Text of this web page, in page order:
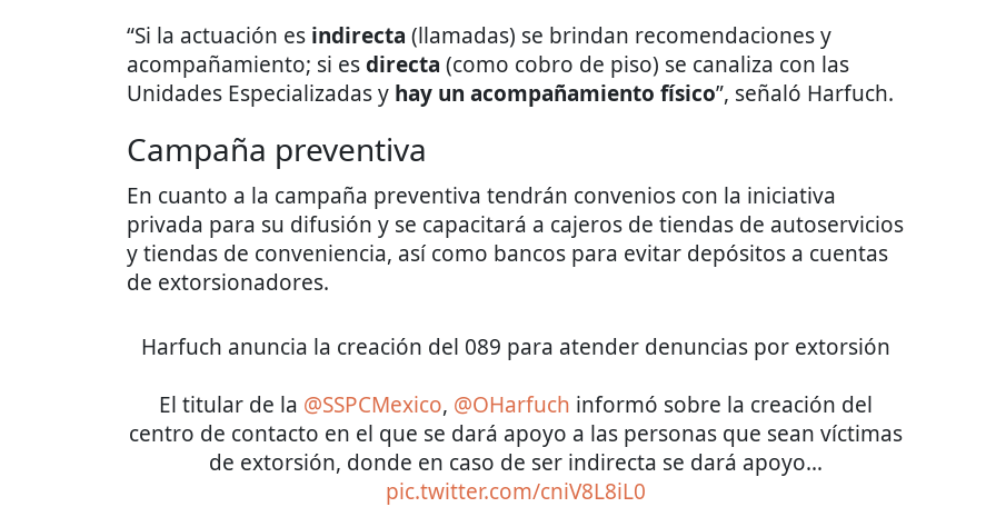
“Si la actuación es indirecta (llamadas) se brindan recomendaciones y
acompañamiento; si esdirecta (como cobro de piso) se canaliza con las
Unidades Especializadas y hay un acompañamiento físico”, señaló Harfuch.
Campaña preventiva
En cuanto a la campaña preventiva tendrán convenios con la iniciativa
privada para su difusión y se capacitará a cajeros de tiendas de autoservicios
y tiendas de conveniencia, así como bancos para evitar depósitos a cuentas
de extorsionadores.
Harfuch anuncia la creación del 089 para atender denuncias por extorsión
El titular de la @SSPCMexico, @OHarfuch informó sobre la creación del
centro de contacto en el que se dará apoyo a las personas que sean víctimas
de extorsión, donde en caso de ser indirecta se dará apoyo…
pic.twitter.com/cniV8L8iL0